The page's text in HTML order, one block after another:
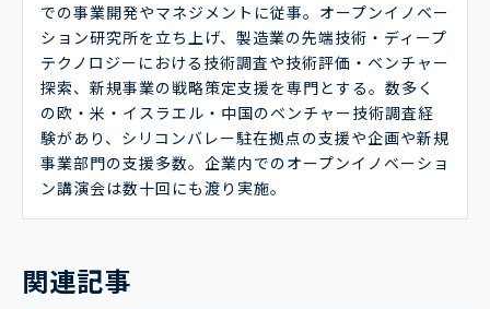
での事業開発やマネジメントに従事。オープンイノベー
ション研究所を立ち上げ、製造業の先端技術・ディープ
テクノロジーにおける技術調査や技術評価・ベンチャー
探索、新規事業の戦略策定支援を専門とする。数多く
の欧・米・イスラエル・中国のベンチャー技術調査経
験があり、シリコンバレー駐在拠点の支援や企画や新規
事業部門の支援多数。企業内でのオープンイノベーショ
ン講演会は数十回にも渡り実施。
関連記事